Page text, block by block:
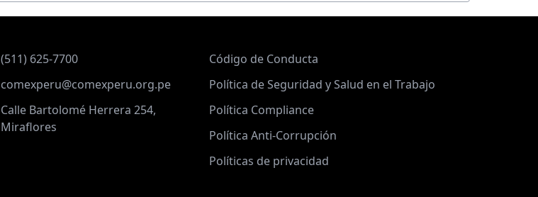
(511) 625-7700
comexperu@comexperu.org.pe
Calle Bartolomé Herrera 254,
Miraflores
Código de Conducta
Política de Seguridad y Salud en el Trabajo
Política Compliance
Política Anti-Corrupción
Políticas de privacidad